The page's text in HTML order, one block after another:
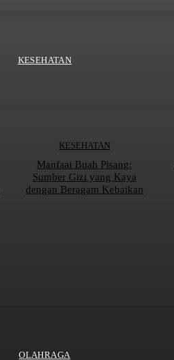
KESEHATAN
KESEHATAN
Manfaat Buah Pisang:
Sumber Gizi yang Kaya
dengan Beragam Kebaikan
OLAHRAGA